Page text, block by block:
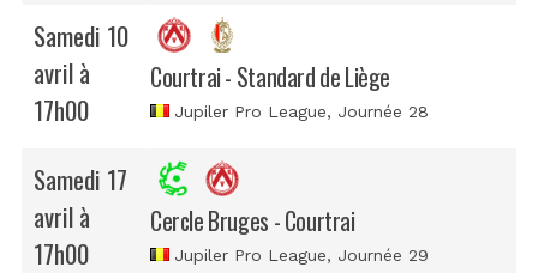
Samedi 10
avril à
17h00
Courtrai - Standard de Liège
Jupiler Pro League, Journée 28
Samedi 17
avril à
17h00
Cercle Bruges - Courtrai
Jupiler Pro League, Journée 29